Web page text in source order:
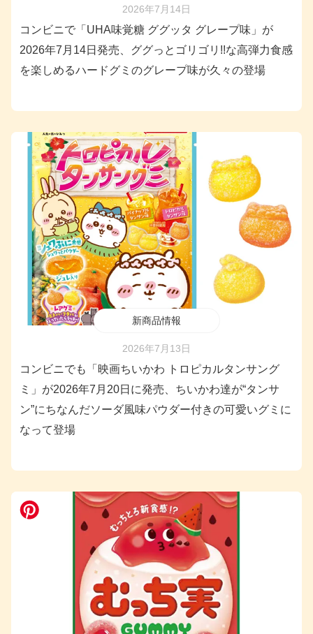
2026年7月14日
コンビニで「UHA味覚糖 ググッタ グレープ味」が
2026年7月14日発売、ググっとゴリゴリ!!な高弾力食感
を楽しめるハードグミのグレープ味が久々の登場
新商品情報
2026年7月13日
コンビニでも「映画ちいかわ トロピカルタンサング
ミ」が2026年7月20日に発売、ちいかわ達が“タンサ
ン”にちなんだソーダ風味パウダー付きの可愛いグミに
なって登場